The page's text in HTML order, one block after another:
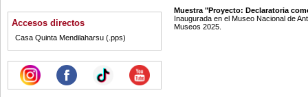
Accesos directos
Casa Quinta Mendilaharsu (.pps)
Muestra "Proyecto: Declaratoria
Inaugurada en el Museo Nacional de
Museos 2025.